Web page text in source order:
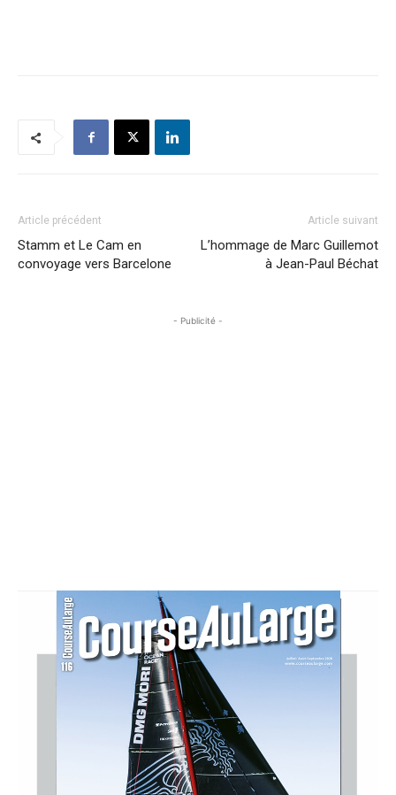
Article précédent
Stamm et Le Cam en
convoyage vers Barcelone
Article suivant
L’hommage de Marc Guillemot
à Jean-Paul Béchat
- Publicité -